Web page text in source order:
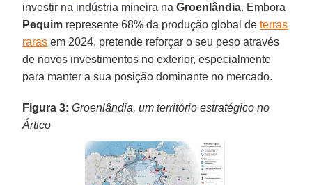
investir na indústria mineira naGroenlândia. Embora
Pequim represente 68% da produção global deterras
raras em 2024, pretende reforçar o seu peso através
de novos investimentos no exterior, especialmente
para manter a sua posição dominante no mercado.
Figura 3: Groenlândia, um território estratégico no
Ártico